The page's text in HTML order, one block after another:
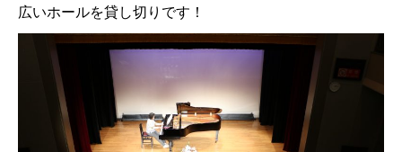
広いホールを貸し切りです！